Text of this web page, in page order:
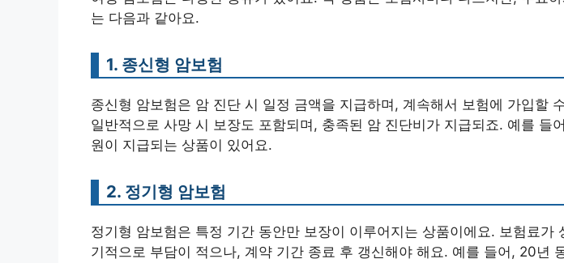
는 다음과 같아요.
1. 종신형 암보험
종신형 암보험은 암 진단 시 일정 금액을 지급하며, 계속해서 보험에 가입할
일반적으로 사망 시 보장도 포함되며, 충족된 암 진단비가 지급되죠. 예를 들
원이 지급되는 상품이 있어요.
2. 정기형 암보험
정기형 암보험은 특정 기간 동안만 보장이 이루어지는 상품이에요. 보험료가
기적으로 부담이 적으나, 계약 기간 종료 후 갱신해야 해요. 예를 들어, 20년